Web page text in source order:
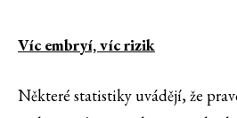
Víc embryí, víc rizik
Některé statistiky uvádějí, že